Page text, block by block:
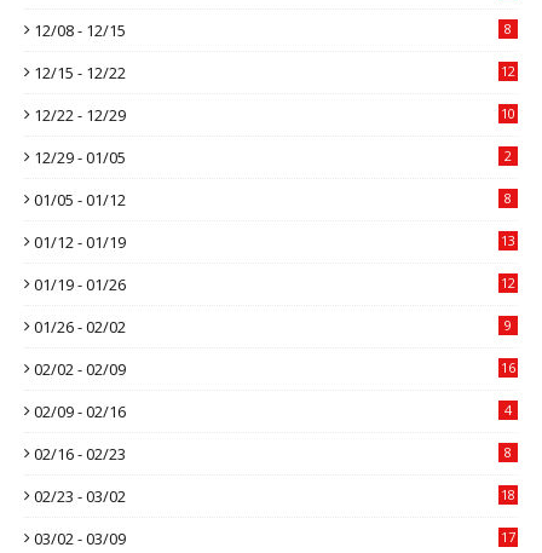
12/08 - 12/15 8
12/15 - 12/22 12
12/22 - 12/29 10
12/29 - 01/05 2
01/05 - 01/12 8
01/12 - 01/19 13
01/19 - 01/26 12
01/26 - 02/02 9
02/02 - 02/09 16
02/09 - 02/16 4
02/16 - 02/23 8
02/23 - 03/02 18
03/02 - 03/09 17